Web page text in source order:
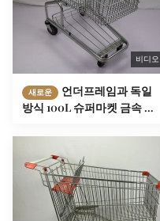
비디오
새로운
언더프레임과 독일
방식 100L 슈퍼마켓 금속 식